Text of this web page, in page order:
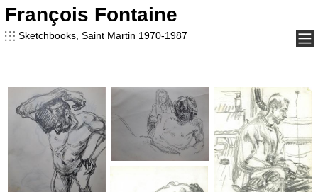
François Fontaine
François Fontaine
Sketchbooks, Saint Martin 1970-1987